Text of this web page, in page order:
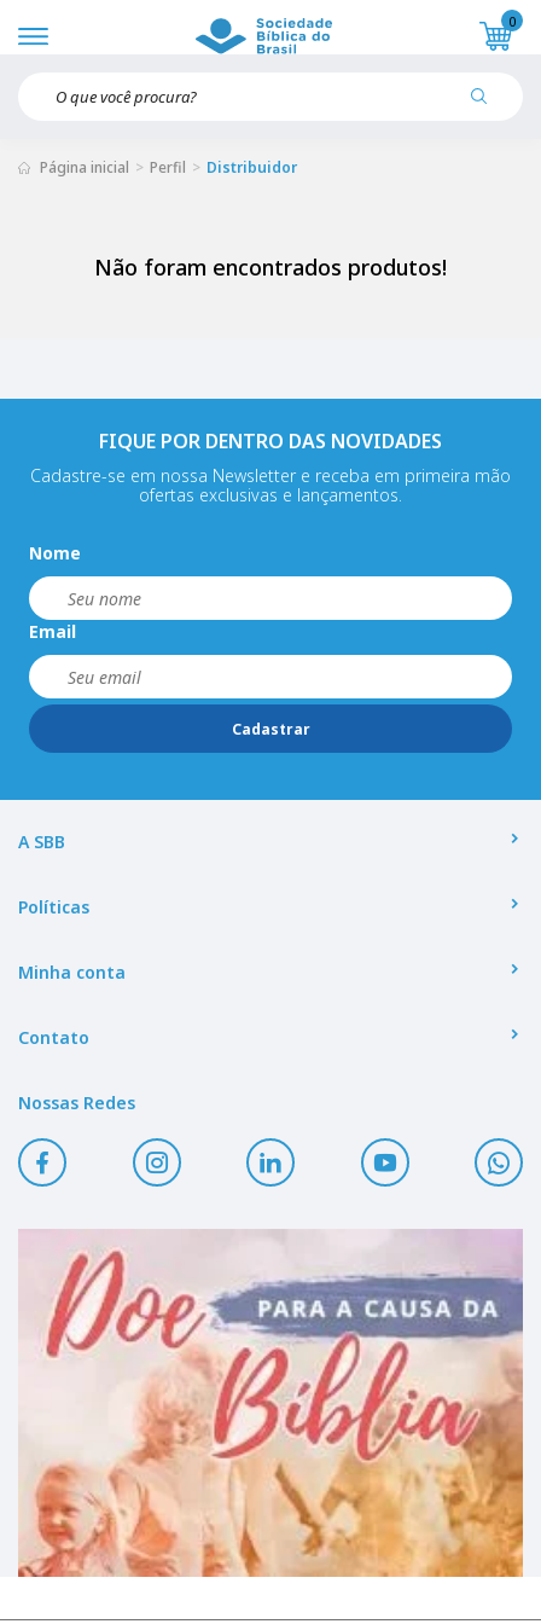
0
Página inicial Perfil Distribuidor
Não foram encontrados produtos!
FIQUE POR DENTRO DAS NOVIDADES
Cadastre-se em nossa Newsletter e receba em primeira mão
ofertas exclusivas e lançamentos.
Nome
Email
Cadastrar
A SBB
Políticas
Minha conta
Contato
Nossas Redes